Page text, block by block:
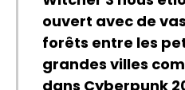
ouvert avec de
forêts entre les
grandes villes
dans Cyberpunk